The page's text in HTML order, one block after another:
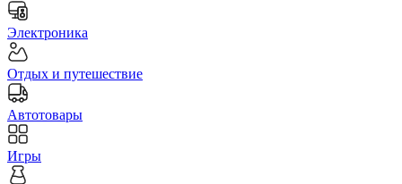
Электроника
Отдых и путешествие
Автотовары
Игры